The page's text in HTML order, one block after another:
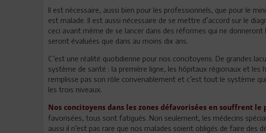
Il est nécessaire, aussi bien pour les professionnels, que pour le
est malade. Il est aussi nécessaire de se mettre d’accord sur le
ceci avant même de se lancer dans des réformes qui ne
seront évaluées que dans au moins dix ans.
C’est une réalité quotidienne pour nos concitoyens. De grandes
système de santé : la première ligne, les hôpitaux régionaux et les
remplisse pas son rôle convenablement et c’est tout le système
les trois niveaux.
Nos concitoyens dans les zones défavorisées en souffrent le
favorisées, tous sont fatigués. Non seulement, les médecins
aussi il n’est pas rare que nos malades soient obligés de faire des